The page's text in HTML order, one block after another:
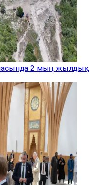
2 мың жылдық